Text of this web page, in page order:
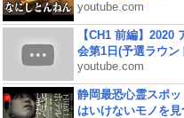
youtube.com
【CH1 前編】2020
会第1日(予選ラウン
youtube.com
静岡最恐心霊スポ
はいけないモノを